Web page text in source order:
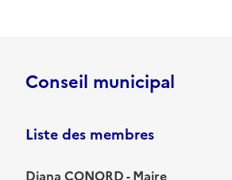
Conseil municipal
Liste des membres